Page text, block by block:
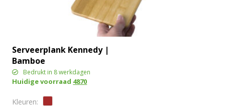
Serveerplank Kennedy |
Bamboe
Bedrukt in 8 werkdagen
Huidige voorraad 4870